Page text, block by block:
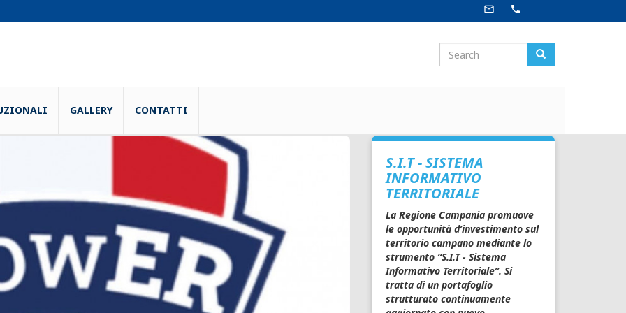
mail_outline phone
Search
Search Search
GALLERY CONTATTI
S.I.T - SISTEMA
INFORMATIVO
TERRITORIALE
La Regione Campania promuove
le opportunità d’investimento sul
territorio campano mediante lo
strumento “S.I.T - Sistema
Informativo Territoriale”. Si
tratta di un portafoglio
strutturato continuamente